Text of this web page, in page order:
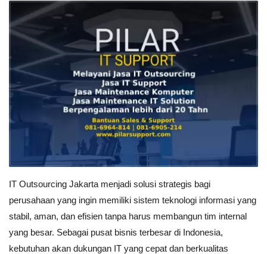
IT Outsourcing Jakarta menjadi solusi strategis bagi
perusahaan yang ingin memiliki sistem teknologi informasi yang
stabil, aman, dan efisien tanpa harus membangun tim internal
yang besar. Sebagai pusat bisnis terbesar di Indonesia,
kebutuhan akan dukungan IT yang cepat dan berkualitas